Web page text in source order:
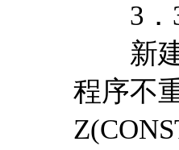
3．3
新建
程序不